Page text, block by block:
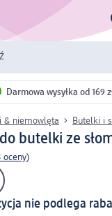
Darmowa wysyłka od 169
& niemowlęta Butelki i
butelki ze
oceny)
nie podlega